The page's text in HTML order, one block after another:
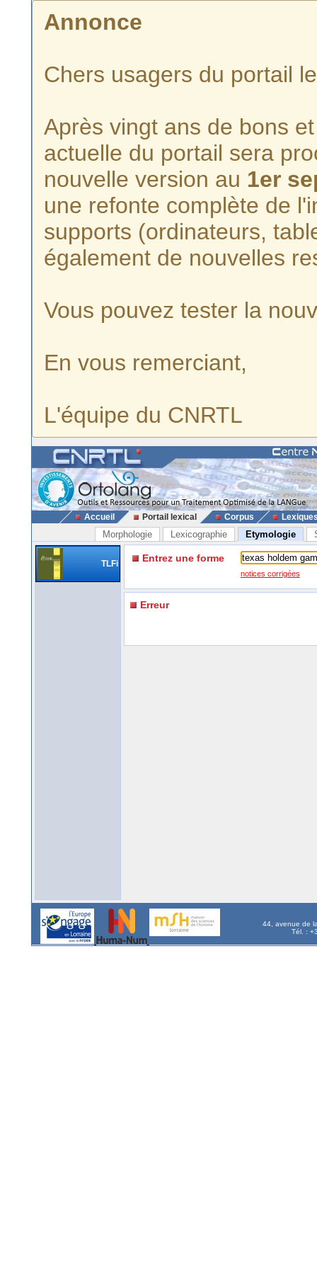
Annonce
Chers usagers du portail
Après vingt ans de bons
actuelle du portail sera
nouvelle version au 1er
une refonte complète de
supports (ordinateurs,
également de nouvelles
Vous pouvez tester la
En vous remerciant,
L'équipe du CNRTL
Accueil Portail lexical Corpus
Morphologie Lexicographie Etymologie
TLFi Entrez une forme
notices corrigées
Erreur
44, avenue de
Tél. :